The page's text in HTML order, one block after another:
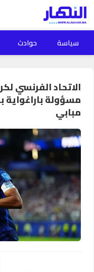
سياسة حوادث
الاتحاد الفرنسي
مسؤولة
مبابي